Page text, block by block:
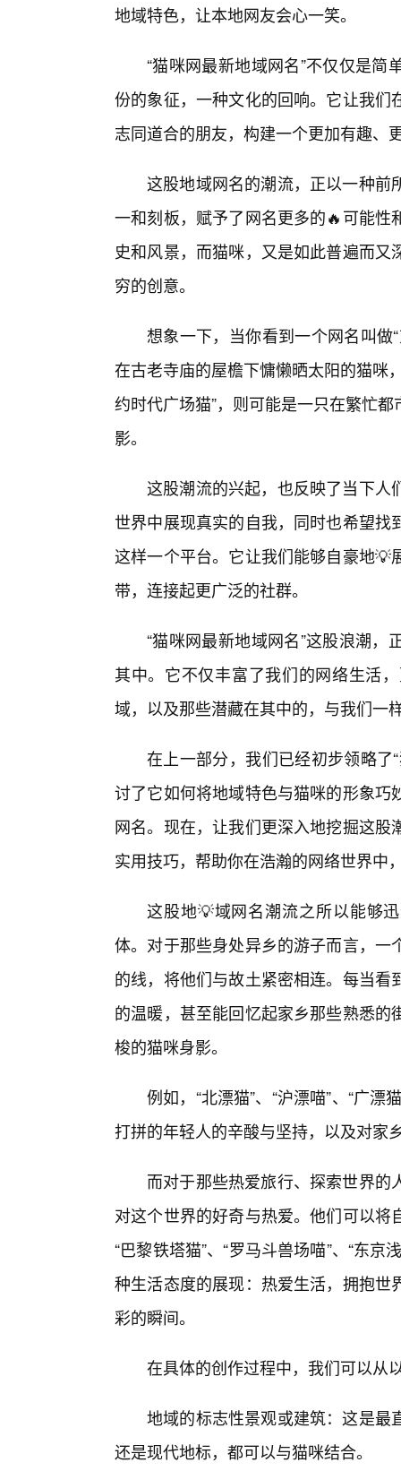
地域特色，让本地网友会心一笑。
“猫咪网最新地域网名”不仅仅是
份的象征，一种文化的回响。它让我
志同道合的朋友，构建一个更加有趣、
这股地域网名的潮流，正以一种前
一和刻板，赋予了网名更多的🔥可能
史和风景，而猫咪，又是如此普遍而
穷的创意。
想象一下，当你看到一个网名叫做
在古老寺庙的屋檐下慵懒晒太阳的猫咪
约时代广场猫”，则可能是一只在繁忙
影。
这股潮流的兴起，也反映了当下人
世界中展现真实的自我，同时也希望
这样一个平台。它让我们能够自豪地
带，连接起更广泛的社群。
“猫咪网最新地域网名”这股浪潮
其中。它不仅丰富了我们的网络生活
域，以及那些潜藏在其中的，与我们一
在上一部分，我们已经初步领略了
讨了它如何将地域特色与猫咪的形象
网名。现在，让我们更深入地挖掘这
实用技巧，帮助你在浩瀚的网络世界中
这股地💡域网名潮流之所以能够
体。对于那些身处异乡的游子而言，
的线，将他们与故土紧密相连。每当
的温暖，甚至能回忆起家乡那些熟悉
梭的猫咪身影。
例如，“北漂猫”、“沪漂喵”、“广
打拼的年轻人的辛酸与坚持，以及对家
而对于那些热爱旅行、探索世界
对这个世界的好奇与热爱。他们可以
“巴黎铁塔猫”、“罗马斗兽场喵”、“东
种生活态度的展现：热爱生活，拥抱
彩的瞬间。
在具体的创作过程中，我们可以从
地域的标志性景观或建筑：这是最
还是现代地标，都可以与猫咪结合。